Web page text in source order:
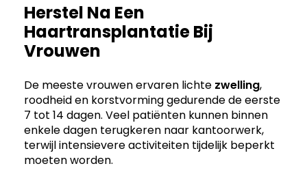
Herstel Na Een
Haartransplantatie Bij
Vrouwen
De meeste vrouwen ervaren lichte zwelling,
roodheid en korstvorming gedurende de eerste
7 tot 14 dagen. Veel patiënten kunnen binnen
enkele dagen terugkeren naar kantoorwerk,
terwijl intensievere activiteiten tijdelijk beperkt
moeten worden.